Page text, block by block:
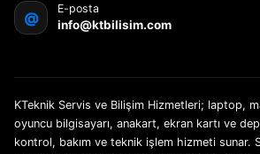
@
E-posta
info@ktbilisim.com
KTeknik Servis ve Bilişim Hizmetleri; laptop,
oyuncu bilgisayarı, anakart, ekran kartı ve
kontrol, bakım ve teknik işlem hizmeti sunar.